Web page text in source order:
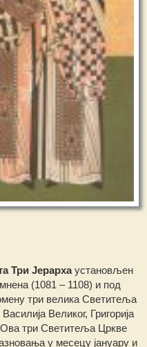
Три Јерархаустановљен
(1081 – 1108) и под
три велика Светитеља
Великог, Григорија
Ова три Светитеља Цркве
у месецу јануару и